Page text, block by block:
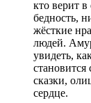
кто верит
бедность,
жёсткие
людей.
увидеть,
сказки,
сердце.